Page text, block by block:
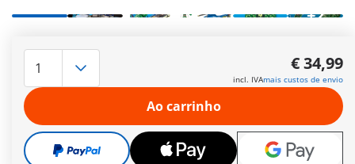
+2
helicóptero da polícia retoma a perseguição.
Mais informações
Prazo de entrega actualmente de 6 a 8 dias úteis
Envio grátisa partir de60 €| a partir de150 €
(Açores ou Madeira)
€ 34,99
incl. IVAmais custos de envio
Ao carrinho